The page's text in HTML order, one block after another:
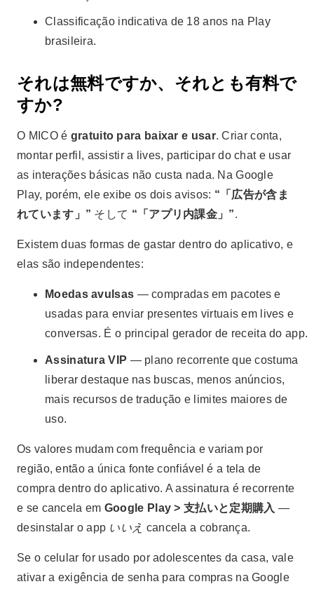
Classificação indicativa de 18 anos na Play
brasileira.
それは無料ですか、それとも有料で
すか?
O MICO é gratuito para baixar e usar. Criar conta,
montar perfil, assistir a lives, participar do chat e usar
as interações básicas não custa nada. Na Google
Play, porém, ele exibe os dois avisos: “「広告が含ま
れています」” そして “「アプリ内課金」”.
Existem duas formas de gastar dentro do aplicativo, e
elas são independentes:
Moedas avulsas — compradas em pacotes e
usadas para enviar presentes virtuais em lives e
conversas. É o principal gerador de receita do app.
Assinatura VIP — plano recorrente que costuma
liberar destaque nas buscas, menos anúncios,
mais recursos de tradução e limites maiores de
uso.
Os valores mudam com frequência e variam por
região, então a única fonte confiável é a tela de
compra dentro do aplicativo. A assinatura é recorrente
e se cancela em Google Play > 支払いと定期購入 —
desinstalar o app いいえ cancela a cobrança.
Se o celular for usado por adolescentes da casa, vale
ativar a exigência de senha para compras na Google